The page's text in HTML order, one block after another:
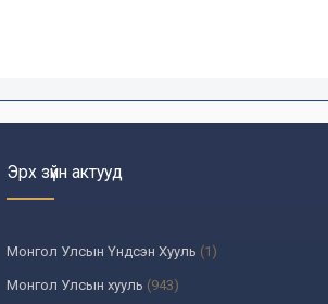
Эрх зүйн актууд
Монгол Улсын Үндсэн Хууль (1)
Монгол Улсын хууль (943)